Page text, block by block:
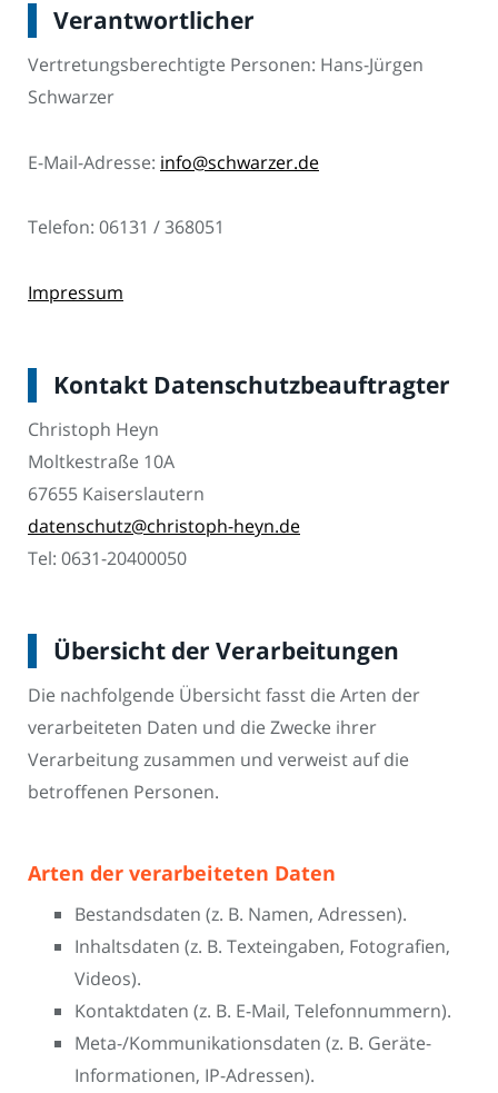
Verantwortlicher
Vertretungsberechtigte Personen: Hans-Jürgen
Schwarzer
E-Mail-Adresse: info@schwarzer.de
Telefon: 06131 / 368051
Impressum
Kontakt Datenschutzbeauftragter
Christoph Heyn
Moltkestraße 10A
67655 Kaiserslautern
datenschutz@christoph-heyn.de
Tel: 0631-20400050
Übersicht der Verarbeitungen
Die nachfolgende Übersicht fasst die Arten der
verarbeiteten Daten und die Zwecke ihrer
Verarbeitung zusammen und verweist auf die
betroffenen Personen.
Arten der verarbeiteten Daten
Bestandsdaten (z. B. Namen, Adressen).
Inhaltsdaten (z. B. Texteingaben, Fotografien,
Videos).
Kontaktdaten (z. B. E-Mail, Telefonnummern).
Meta-/Kommunikationsdaten (z. B. Geräte-
Informationen, IP-Adressen).